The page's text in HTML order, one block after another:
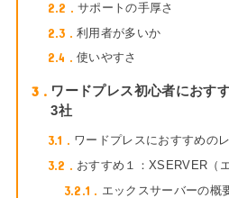
2.2 サポートの手厚さ
2.3 利用者が多いか
2.4 使いやすさ
3
ワードプレス初心者におす
3社
3.1 ワードプレスにおすすめの
3.2 おすすめ１：XSERVER（
3.2.1 エックスサーバーの概